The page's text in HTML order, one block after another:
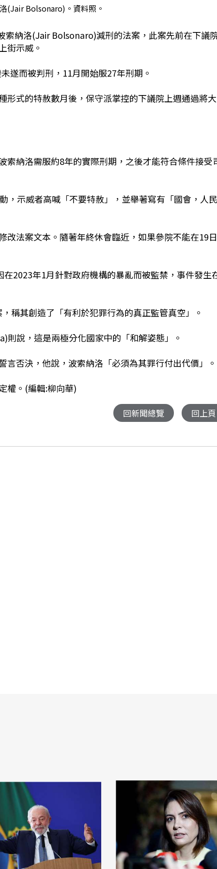
(Jair Bolsonaro)。資料照。
索納洛(Jair Bolsonaro)減刑的法案，此案先前在下議
街示威。
遂而被判刑，11月開始服27年刑期。
形式的特赦數月後，保守派掌控的下議院上週通過將
索納洛需服約8年的實際刑期，之後才能符合條件接受
，示威者高喊「不要特赦」，並舉著寫有「國會，人
改法案文本。隨著年終休會臨近，如果參院不能在19
2023年1月針對政府機構的暴亂而被監禁，事件發生
稱其創造了「有利於犯罪行為的真正監管真空」。
說，這是兩極分化國家中的「和解姿態」。
否決，他說，波索納洛「必須為其罪行付出代價」。
權。(編輯:柳向華)
回新聞總覽 回上頁